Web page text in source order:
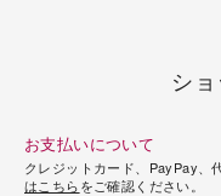
シ
お支払いについて
クレジットカード、PayPay、
はこちらをご確認ください。